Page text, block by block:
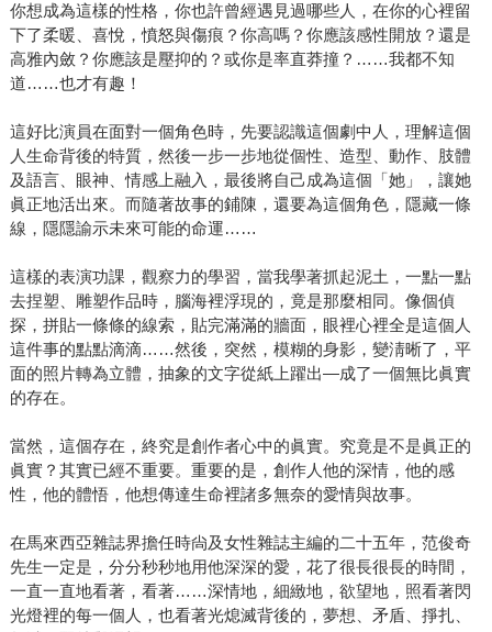
你想成為這樣的性格，你也許曾經遇見過哪些人，在你的心裡留
下了柔暖、喜悅，憤怒與傷痕？你高嗎？你應該感性開放？還是
高雅內斂？你應該是壓抑的？或你是率直莽撞？……我都不知
道……也才有趣！
這好比演員在面對一個角色時，先要認識這個劇中人，理解這個
人生命背後的特質，然後一步一步地從個性、造型、動作、肢體
及語言、眼神、情感上融入，最後將自己成為這個「她」，讓她
眞正地活出來。而隨著故事的鋪陳，還要為這個角色，隱藏一條
線，隱隱諭示未來可能的命運……
這樣的表演功課，觀察力的學習，當我學著抓起泥土，一點一點
去捏塑、雕塑作品時，腦海裡浮現的，竟是那麼相同。像個偵
探，拼貼一條條的線索，貼完滿滿的牆面，眼裡心裡全是這個人
這件事的點點滴滴……然後，突然，模糊的身影，變淸晰了，平
面的照片轉為立體，抽象的文字從紙上躍出—成了一個無比眞實
的存在。
當然，這個存在，終究是創作者心中的眞實。究竟是不是眞正的
眞實？其實已經不重要。重要的是，創作人他的深情，他的感
性，他的體悟，他想傳達生命裡諸多無奈的愛情與故事。
在馬來西亞雜誌界擔任時尙及女性雜誌主編的二十五年，范俊奇
先生一定是，分分秒秒地用他深深的愛，花了很長很長的時間，
一直一直地看著，看著……深情地，細緻地，欲望地，照看著閃
光燈裡的每一個人，也看著光熄滅背後的，夢想、矛盾、掙扎、